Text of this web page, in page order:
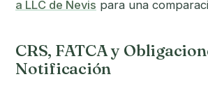
a LLC de Nevis para una
CRS, FATCA y
Notificación